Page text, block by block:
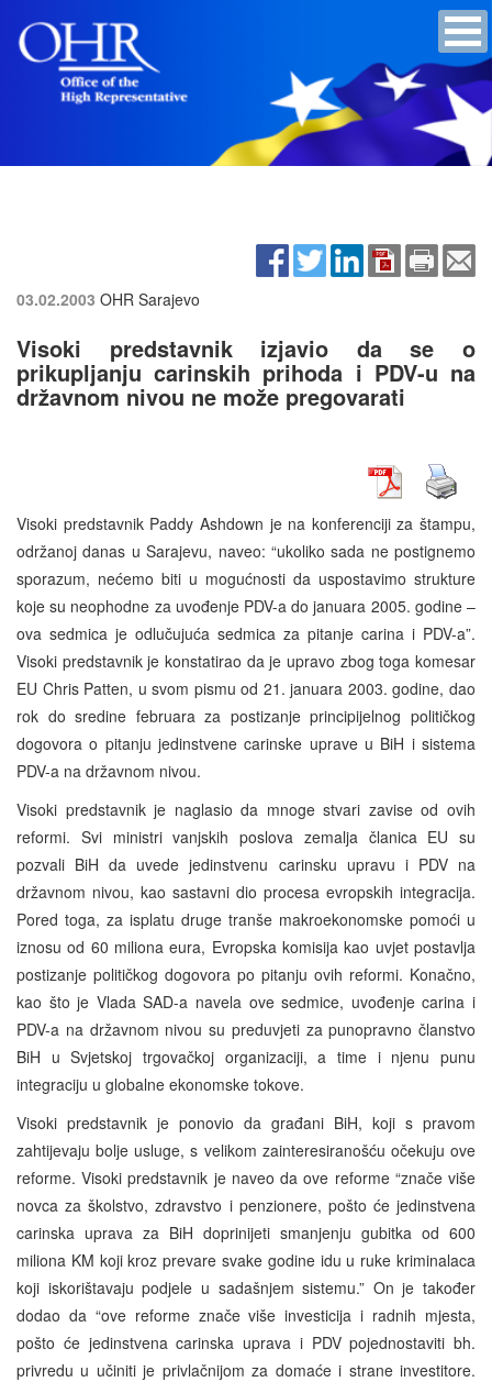
03.02.2003 OHR Sarajevo
Visoki predstavnik izjavio da se o
prikupljanju carinskih prihoda i PDV-u na
državnom nivou ne može pregovarati
Visoki predstavnik Paddy Ashdown je na konferenciji za štampu,
održanoj danas u Sarajevu, naveo: “ukoliko sada ne postignemo
sporazum, nećemo biti u mogućnosti da uspostavimo strukture
koje su neophodne za uvođenje PDV-a do januara 2005. godine –
ova sedmica je odlučujuća sedmica za pitanje carina i PDV-a”.
Visoki predstavnik je konstatirao da je upravo zbog toga komesar
EU Chris Patten, u svom pismu od 21. januara 2003. godine, dao
rok do sredine februara za postizanje principijelnog političkog
dogovora o pitanju jedinstvene carinske uprave u BiH i sistema
PDV-a na državnom nivou.
Visoki predstavnik je naglasio da mnoge stvari zavise od ovih
reformi. Svi ministri vanjskih poslova zemalja članica EU su
pozvali BiH da uvede jedinstvenu carinsku upravu i PDV na
državnom nivou, kao sastavni dio procesa evropskih integracija.
Pored toga, za isplatu druge tranše makroekonomske pomoći u
iznosu od 60 miliona eura, Evropska komisija kao uvjet postavlja
postizanje političkog dogovora po pitanju ovih reformi. Konačno,
kao što je Vlada SAD-a navela ove sedmice, uvođenje carina i
PDV-a na državnom nivou su preduvjeti za punopravno članstvo
BiH u Svjetskoj trgovačkoj organizaciji, a time i njenu punu
integraciju u globalne ekonomske tokove.
Visoki predstavnik je ponovio da građani BiH, koji s pravom
zahtijevaju bolje usluge, s velikom zainteresiranošću očekuju ove
reforme. Visoki predstavnik je naveo da ove reforme “znače više
novca za školstvo, zdravstvo i penzionere, pošto će jedinstvena
carinska uprava za BiH doprinijeti smanjenju gubitka od 600
miliona KM koji kroz prevare svake godine idu u ruke kriminalaca
koji iskorištavaju podjele u sadašnjem sistemu.” On je također
dodao da “ove reforme znače više investicija i radnih mjesta,
pošto će jedinstvena carinska uprava i PDV pojednostaviti bh.
privredu u učiniti je privlačnijom za domaće i strane investitore.